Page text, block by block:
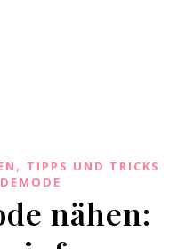
, TIPPS UND TRICKS
nähen: